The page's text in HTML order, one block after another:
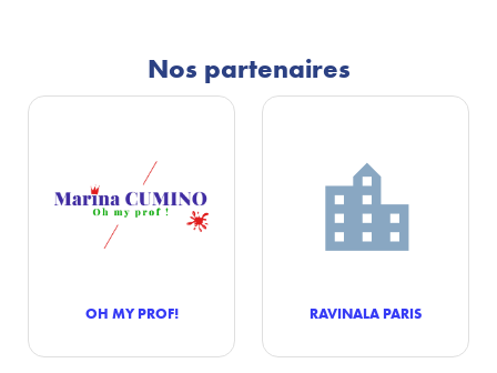
Nos partenaires
OH MY PROF! RAVINALA PARIS